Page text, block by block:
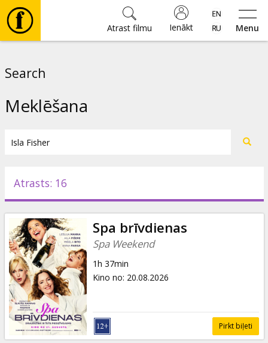
Menu
Ienākt
Atrast filmu
Pasākumi
Ziņas
Dāvanu
kartes
Uzkodas
Search
Meklēšana
Atrasts: 16
Spa brīvdienas
Spa Weekend
1h 37min
Kino no: 20.08.2026
Pirkt biļeti